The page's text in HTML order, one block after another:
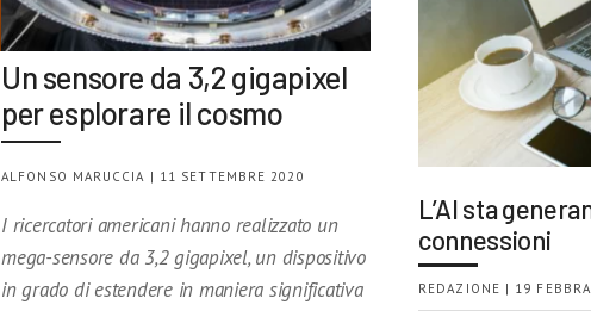
Un sensore da 3,2 gigapixel
per esplorare il cosmo
ALFONSO MARUCCIA | 11 SETTEMBRE 2020
I ricercatori americani hanno realizzato un
mega-sensore da 3,2 gigapixel, un dispositivo
in grado di estendere in maniera significativa
L’AI sta
connessioni
REDAZIONE | 19